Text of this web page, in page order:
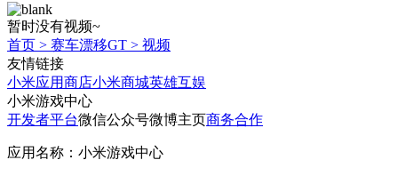
暂时没有视频~
首页 > 赛车漂移GT > 视频
友情链接
小米应用商店小米商城英雄互娱
小米游戏中心
开发者平台微信公众号微博主页商务合作
应用名称：小米游戏中心